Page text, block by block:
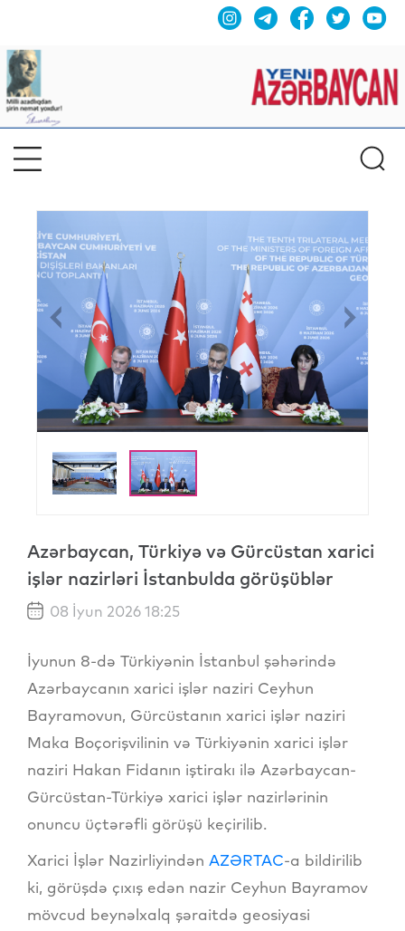
Previous
Azərbaycan, Türkiyə və Gürcüstan xarici
işlər nazirləri İstanbulda görüşüblər
08 İyun 2026 18:25
İyunun 8-də Türkiyənin İstanbul şəhərində
Azərbaycanın xarici işlər naziri Ceyhun
Bayramovun, Gürcüstanın xarici işlər naziri
Maka Boçorişvilinin və Türkiyənin xarici işlər
naziri Hakan Fidanın iştirakı ilə Azərbaycan-
Gürcüstan-Türkiyə xarici işlər nazirlərinin
onuncu üçtərəfli görüşü keçirilib.
Xarici İşlər Nazirliyindən AZƏRTAC-a bildirilib
ki, görüşdə çıxış edən nazir Ceyhun Bayramov
mövcud beynəlxalq şəraitdə geosiyasi